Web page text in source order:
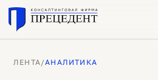
ЛЕНТА/АНАЛИТИКА